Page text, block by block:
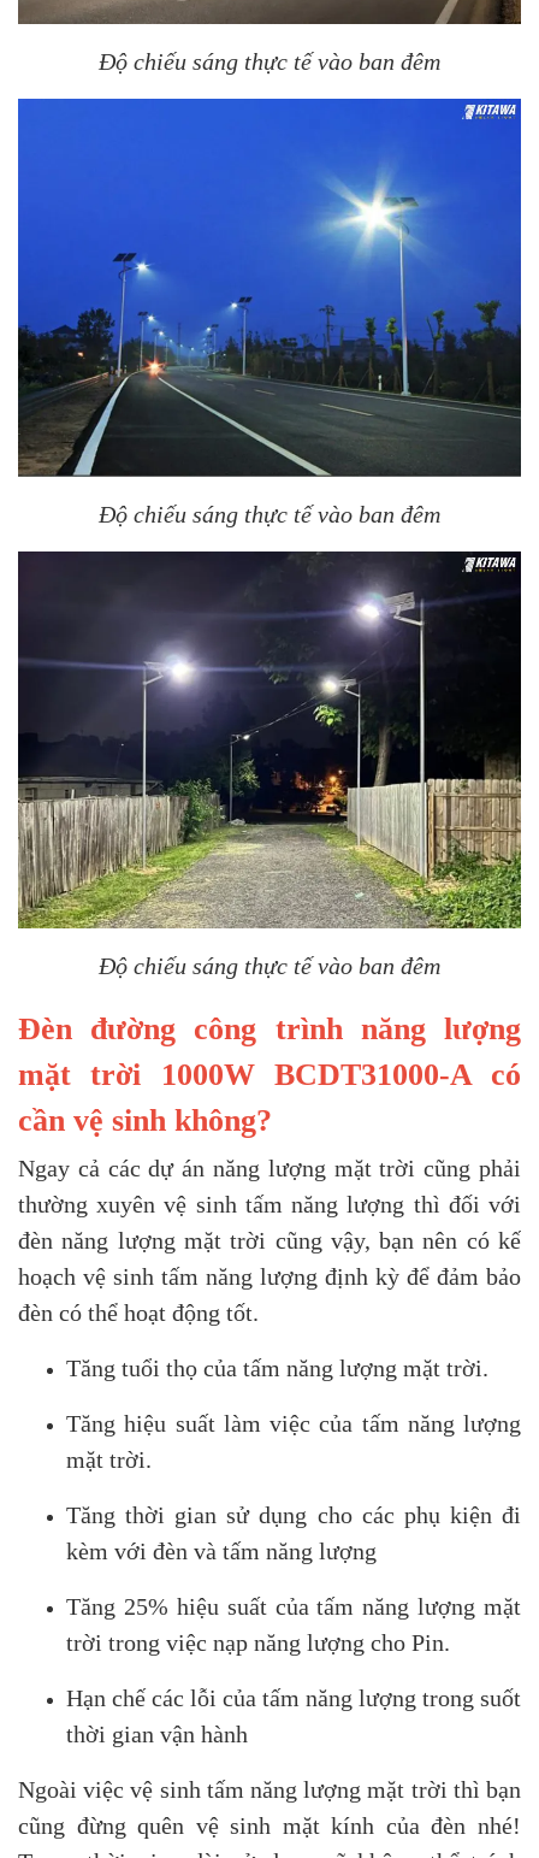
Độ chiếu sáng thực tế vào ban đêm
Độ chiếu sáng thực tế vào ban đêm
Độ chiếu sáng thực tế vào ban đêm
Đèn đường công trình năng lượng
mặt trời 1000W BCDT31000-A có
cần vệ sinh không?
Ngay cả các dự án năng lượng mặt trời cũng phải
thường xuyên vệ sinh tấm năng lượng thì đối với
đèn năng lượng mặt trời cũng vậy, bạn nên có kế
hoạch vệ sinh tấm năng lượng định kỳ để đảm bảo
đèn có thể hoạt động tốt.
Tăng tuổi thọ của tấm năng lượng mặt trời.
Tăng hiệu suất làm việc của tấm năng lượng
mặt trời.
Tăng thời gian sử dụng cho các phụ kiện đi
kèm với đèn và tấm năng lượng
Tăng 25% hiệu suất của tấm năng lượng mặt
trời trong việc nạp năng lượng cho Pin.
Hạn chế các lỗi của tấm năng lượng trong suốt
thời gian vận hành
Ngoài việc vệ sinh tấm năng lượng mặt trời thì bạn
cũng đừng quên vệ sinh mặt kính của đèn nhé!